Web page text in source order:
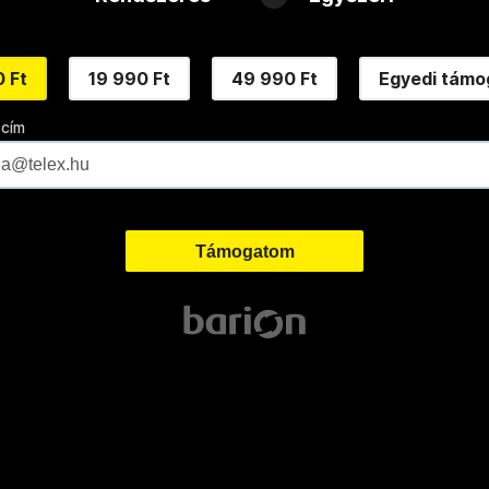
Ft 19 990 Ft 49 990 Ft Egyedi